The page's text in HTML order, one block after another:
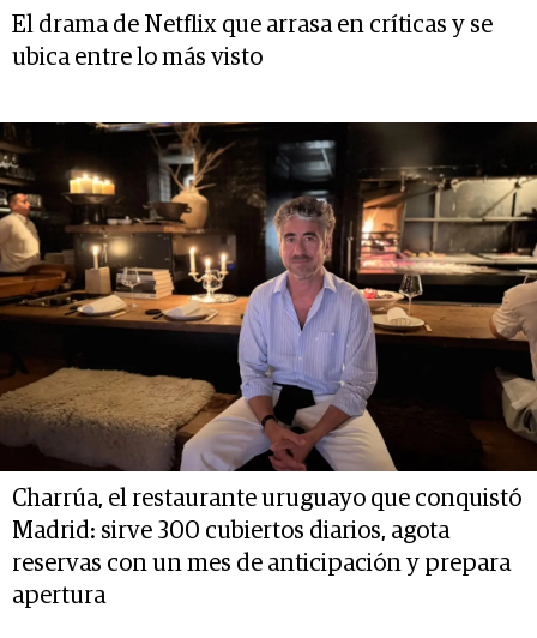
El drama de Netflix que arrasa en críticas y se
ubica entre lo más visto
Charrúa, el restaurante uruguayo que conquistó
Madrid: sirve 300 cubiertos diarios, agota
reservas con un mes de anticipación y prepara
apertura